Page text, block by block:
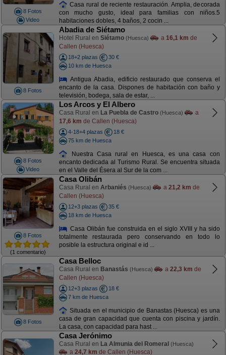
8 Fotos
Video
Casa rural de reciente restauración. Amplia, decorada
con mucho gusto, ideal para familias con niños.5
habitaciones dobles, 4 baños, 2 cocin ...
8 Fotos
Abadia de Siétamo
Hotel Rural en Siétamo (Huesca) a 16,1 km de
Callen (Huesca)
18+2 plazas
30 €
10 km de Huesca
Antigua Abadia, edificio restaurado que conserva el
encanto de la casa. Dispones de habitación con baño y
televisión, bodega, sala de estar, ...
8 Fotos
Video
Los Arcos y El Albero
Casa Rural en La Puebla de Castro (Huesca)
a
17,6 km de Callen (Huesca)
4-18+4 plazas
18 €
75 km de Huesca
Nuestra Casa rural en Huesca, es una casa con
encanto dedicada al Turismo Rural. Se encuentra situada
en el Valle del Ésera al Sur de la com ...
8 Fotos
(1 comentario)
Casa Olibán
Casa Rural en Arbaniés (Huesca) a 21,2 km de
Callen (Huesca)
12+3 plazas
35 €
18 km de Huesca
Casa Olibán fue construida en el siglo XVIII y ha sido
totalmente restaurada pero conservando en todo lo
posible la estructura original e id ...
8 Fotos
Casa Belloc
Casa Rural en Banastás (Huesca) a 22,3 km de
Callen (Huesca)
12+3 plazas
18 €
7 km de Huesca
Situada en el municipio de Banastas (Huesca) es una
casa de gran capacidad que cuenta con piscina y jardín.
La casa, con capacidad para hast ...
Casa Jerónimo
Casa Rural en La Almunia del Romeral (Huesca)
a 24,7 km de Callen (Huesca)